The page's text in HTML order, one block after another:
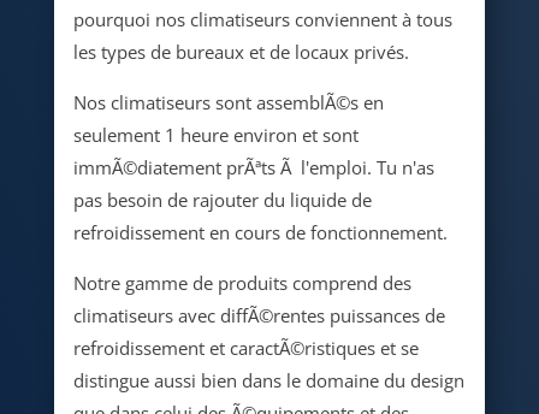
pourquoi nos climatiseurs conviennent à tous
les types de bureaux et de locaux privés.
Nos climatiseurs sont assemblÃ©s en
seulement 1 heure environ et sont
immÃ©diatement prÃªts Ã l'emploi. Tu n'as
pas besoin de rajouter du liquide de
refroidissement en cours de fonctionnement.
Notre gamme de produits comprend des
climatiseurs avec diffÃ©rentes puissances de
refroidissement et caractÃ©ristiques et se
distingue aussi bien dans le domaine du design